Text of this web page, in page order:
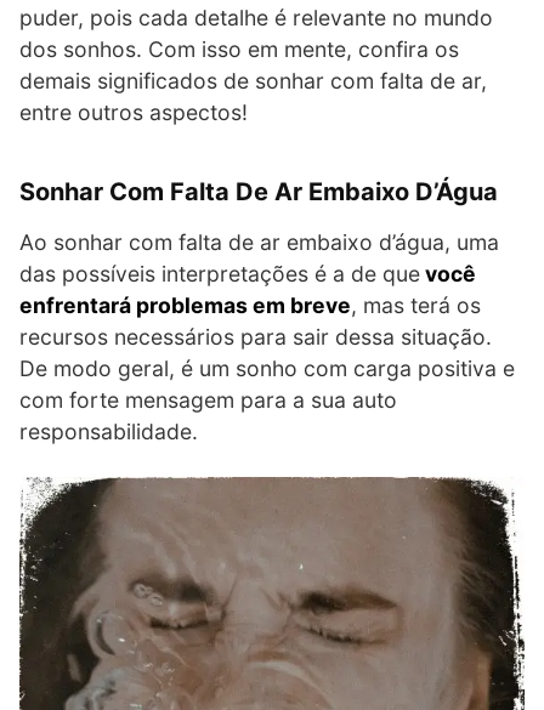
puder, pois cada detalhe é relevante no mundo
dos sonhos. Com isso em mente, confira os
demais significados de sonhar com falta de ar,
entre outros aspectos!
Sonhar Com Falta De Ar Embaixo D’Água
Ao sonhar com falta de ar embaixo d’água, uma
das possíveis interpretações é a de quevocê
enfrentará problemas em breve, mas terá os
recursos necessários para sair dessa situação.
De modo geral, é um sonho com carga positiva e
com forte mensagem para a sua auto
responsabilidade.